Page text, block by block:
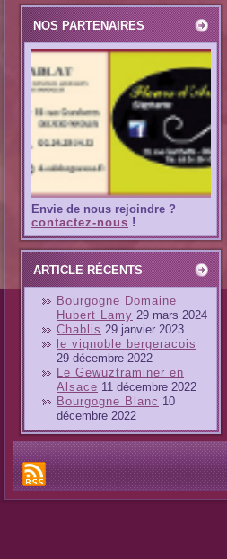
NOS PARTENAIRES
Envie de nous rejoindre ?
contactez-nous !
ARTICLE RÉCENTS
Bourgogne Domaine
Hubert Lamy 29 mars 2024
Chablis 29 janvier 2023
le vignoble bergeracois
29 décembre 2022
Le Gewuztraminer en
Alsace 11 décembre 2022
Bourgogne Blanc 10
décembre 2022